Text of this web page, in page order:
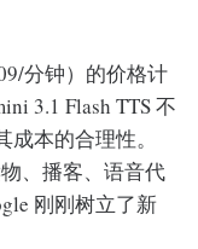
分钟）的价格计
3.1 Flash TTS 不
本的合理性。
、播客、语音代
刚刚树立了新